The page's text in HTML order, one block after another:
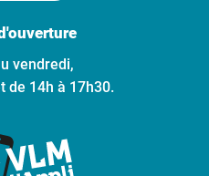
vendredi,
de 14h à 17h30.